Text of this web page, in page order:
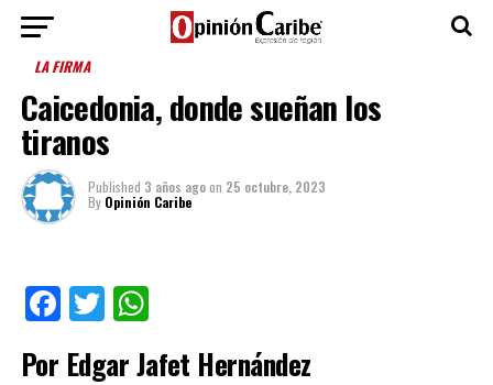
LA FIRMA
Caicedonia, donde sueñan los
tiranos
Published 3 años agoon 25 octubre, 2023
By Opinión Caribe
Facebook
TwitterWhatsApp
Por Edgar Jafet Hernández